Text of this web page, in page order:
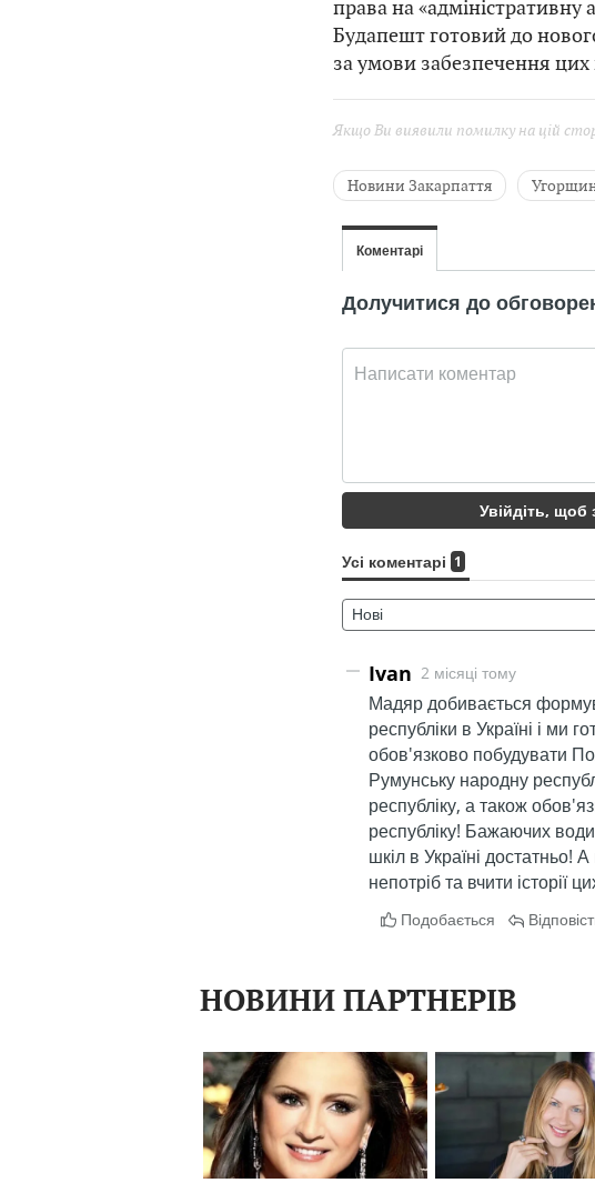
права на
Будапешт готовий до
за умови забезпечення
Якщо Ви виявили помилку на цій
Новини Закарпаття
Нацменшини
НОВИНИ ПАРТНЕРІВ